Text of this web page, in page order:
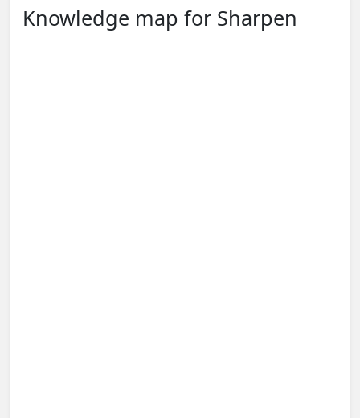
Knowledge map for Sharpen